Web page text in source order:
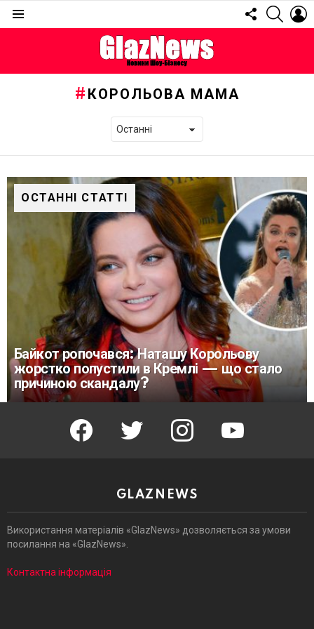
FOLLOW
US
КОРОЛЬОВА МАМА
ОСТАННІ СТАТТІ
Байкот ропочався: Наташу Корольову
жорстко попустили в Кремлі — що стало
причиною скандалу?
facebook twitter instagram youtube
GLAZNEWS
Використання матеріалів «GlazNews» дозволяється за умови
посилання на «GlazNews».
Контактна інформація